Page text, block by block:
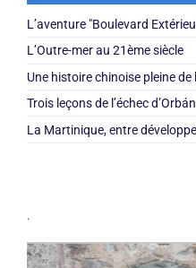
L’aventure "Boulevard
L’Outre-mer au 21ème siècle
Une histoire chinoise pleine
Trois leçons de l’échec
La Martinique, entre
.